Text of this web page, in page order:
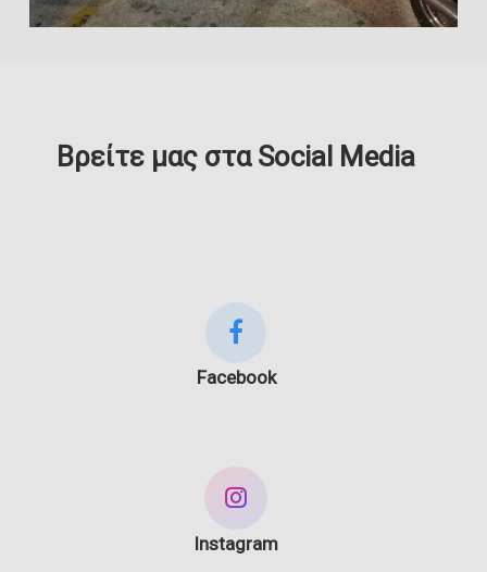
Βρείτε μας στα Social Media
Facebook
Instagram